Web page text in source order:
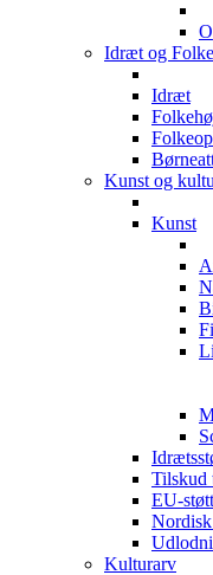
Idræt og
Idræt
Kunst og
Kunst
Tilskud
EU-
Kulturarv